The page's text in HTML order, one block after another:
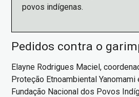
povos indígenas.
Pedidos contra o
Elayne Rodrigues Maciel,
Proteção Etnoambiental Yanomami
Fundação Nacional dos Povos